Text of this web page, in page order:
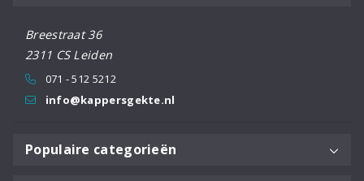
Breestraat 36
2311 CS Leiden
071 - 512 5212
info@kappersgekte.nl
Populaire categorieën